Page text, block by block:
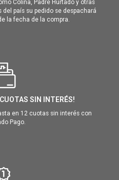
Colina, Padre Hurtado y otras
país su pedido se despachará
la fecha de la compra.
SIN INTERÉS!
en 12 cuotas sin interés con
Pago.